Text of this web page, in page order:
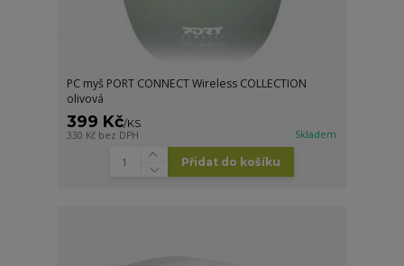
PC myš PORT CONNECT Wireless COLLECTION
olivová
399 Kč/KS
330 Kč bez DPH Skladem
Přidat do košíku